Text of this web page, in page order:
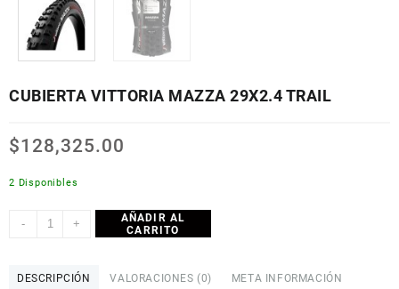
CUBIERTA VITTORIA MAZZA 29X2.4 TRAIL
$128,325.00
2 Disponibles
-
CUBIERTA
29X2.4
+
AÑADIR AL
CARRITO
DESCRIPCIÓN VALORACIONES (0) META INFORMACIÓN